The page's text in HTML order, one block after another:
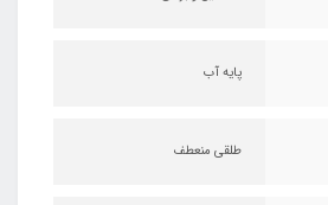
پایه آب
طلقی منعطف